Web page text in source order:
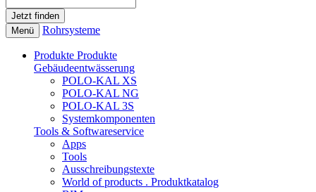
Menü Rohrsysteme
Produkte Produkte
Gebäudeentwässerung
POLO-KAL XS
POLO-KAL NG
POLO-KAL 3S
Systemkomponenten
Tools & Softwareservice
Apps
Tools
Ausschreibungstexte
World of products . Produktkatalog